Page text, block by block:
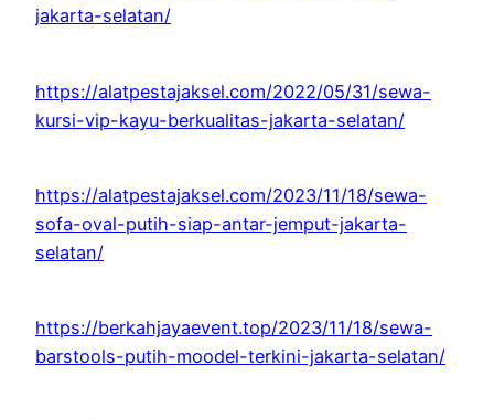
jakarta-selatan/
https://alatpestajaksel.com/2022/05/31/sewa-
kursi-vip-kayu-berkualitas-jakarta-selatan/
https://alatpestajaksel.com/2023/11/18/sewa-
sofa-oval-putih-siap-antar-jemput-jakarta-
selatan/
https://berkahjayaevent.top/2023/11/18/sewa-
barstools-putih-moodel-terkini-jakarta-selatan/